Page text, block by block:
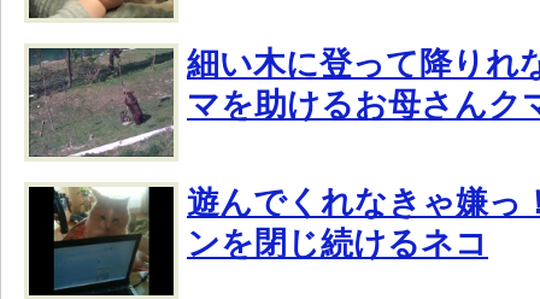
細い木に登って降りれ
マを助けるお母さんク
遊んでくれなきゃ嫌っ
ンを閉じ続けるネコ